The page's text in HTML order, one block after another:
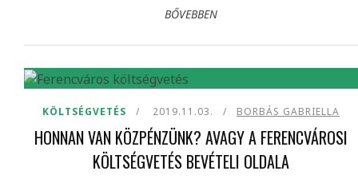
BŐVEBBEN
KÖLTSÉGVETÉS 2019.11.03. BORBÁS GABRIELLA
HONNAN VAN KÖZPÉNZÜNK? AVAGY A FERENCVÁROSI
KÖLTSÉGVETÉS BEVÉTELI OLDALA